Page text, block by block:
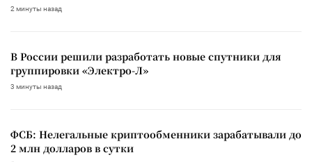
2 минуты назад
В России решили разработать новые спутники для
группировки «Электро-Л»
3 минуты назад
ФСБ: Нелегальные криптообменники зарабатывали до
2 млн долларов в сутки